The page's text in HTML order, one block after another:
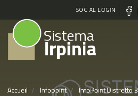
Aller
au
SOCIAL LOGIN
Sistema
Irpinia
Accueil Infopoint InfoPoint Distretto 3